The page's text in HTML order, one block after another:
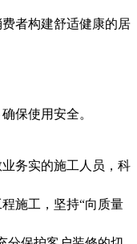
者构建舒适健康的居
保使用安全。
务实的施工人员，科
施工，坚持“向质量